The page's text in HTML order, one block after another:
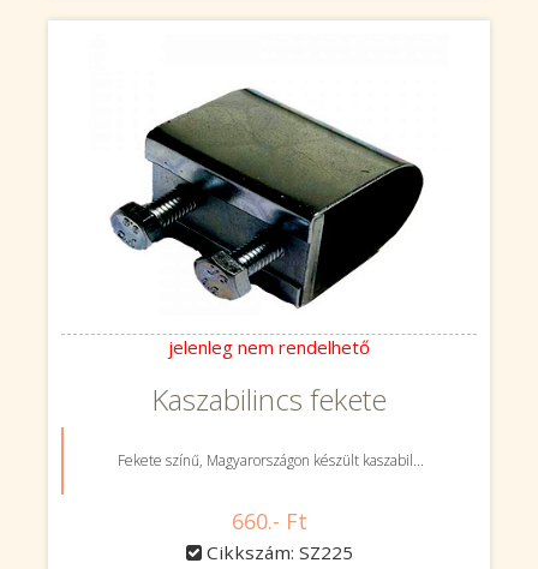
jelenleg nem rendelhető
Kaszabilincs fekete
Fekete színű, Magyarországon készült kaszabil...
660.- Ft
Cikkszám: SZ225